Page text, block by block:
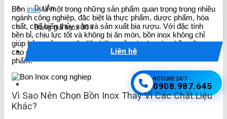
Dự Án
Bảng giá Inox 304
Liên hệ
HOTLINE 24/7
0908.987.645
Bồn inoxlà một trong những sản phẩm quan trọng trong nhiều
ngành công nghiệp, đặc biệt là thực phẩm, dược phẩm, hóa
chất, chế biến thủy sản và sản xuất bia rượu. Với đặc tính
bền bỉ, chịu lực tốt và không bị ăn mòn, bồn inox không chỉ
giúp bảo quản nguyên liệu hiệu quả mà còn góp phần nâng
cao chất lượng sản phẩm, đảm bảo an toàn vệ sinh thực
phẩm.
Vì Sao Nên Chọn Bồn Inox Thay Vì Các Chất Liệu
Khác?